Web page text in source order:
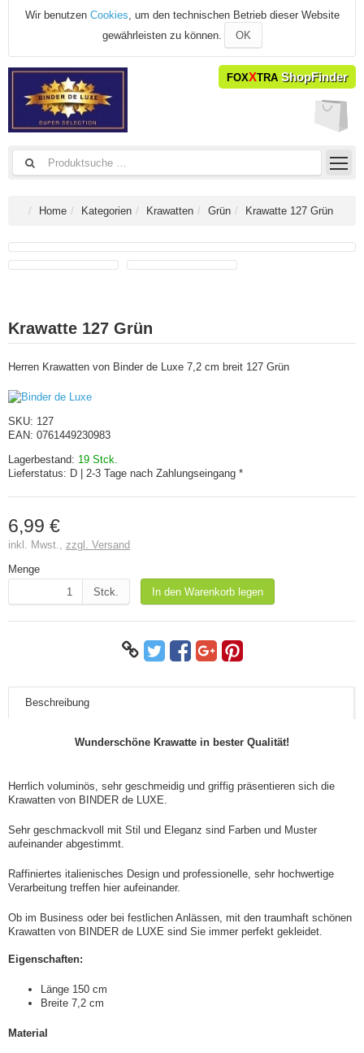
Wir benutzen Cookies, um den technischen Betrieb dieser Website
gewährleisten zu können.
OK
FOXXTRA ShopFinder
Home Kategorien Krawatten Grün Krawatte 127 Grün
Krawatte 127 Grün
Herren Krawatten von Binder de Luxe 7,2 cm breit 127 Grün
SKU: 127
EAN: 0761449230983
Lagerbestand: 19 Stck.
Lieferstatus: D | 2-3 Tage nach Zahlungseingang *
6,99 €
inkl. Mwst., zzgl. Versand
Menge
Stck.
In den Warenkorb legen
Beschreibung
Wunderschöne Krawatte in bester Qualität!
Herrlich voluminös, sehr geschmeidig und griffig präsentieren sich die
Krawatten von BINDER de LUXE.
Sehr geschmackvoll mit Stil und Eleganz sind Farben und Muster
aufeinander abgestimmt.
Raffiniertes italienisches Design und professionelle, sehr hochwertige
Verarbeitung treffen hier aufeinander.
Ob im Business oder bei festlichen Anlässen, mit den traumhaft schönen
Krawatten von BINDER de LUXE sind Sie immer perfekt gekleidet.
Eigenschaften:
Länge 150 cm
Breite 7,2 cm
Material